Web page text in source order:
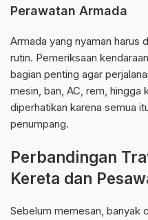
Perawatan Armada
Armada yang nyaman harus
rutin. Pemeriksaan
bagian penting agar
mesin, ban, AC, rem, hingga
diperhatikan karena semua
penumpang.
Perbandingan
Kereta dan
Sebelum memesan, banyak